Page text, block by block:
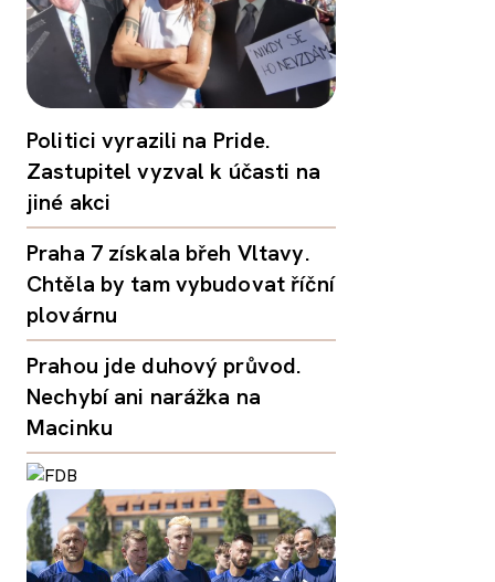
Politici vyrazili na Pride.
Zastupitel vyzval k účasti na
jiné akci
Praha 7 získala břeh Vltavy.
Chtěla by tam vybudovat říční
plovárnu
Prahou jde duhový průvod.
Nechybí ani narážka na
Macinku